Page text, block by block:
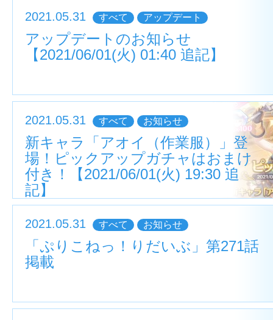
2021.05.31 すべて アップデート
アップデートのお知らせ
【2021/06/01(火) 01:40 追記】
2021.05.31 すべて お知らせ
新キャラ「アオイ（作業服）」登
場！ピックアップガチャはおまけ
付き！【2021/06/01(火) 19:30 追
記】
2021.05.31 すべて お知らせ
「ぷりこねっ！りだいぶ」第271話
掲載